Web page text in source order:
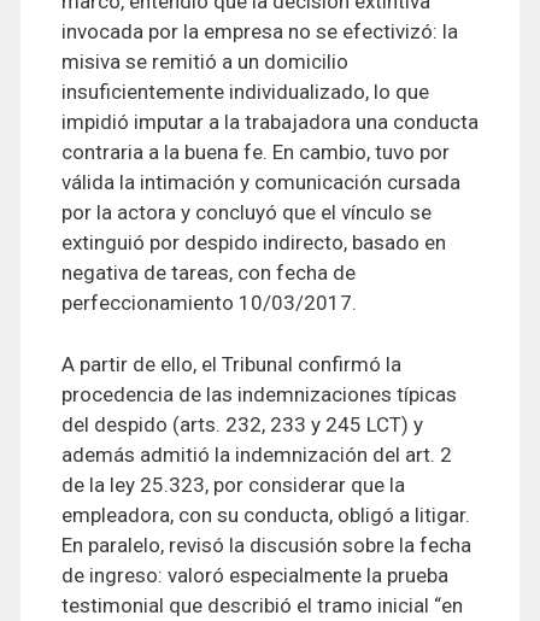
invocada por la empresa no se efectivizó: la
misiva se remitió a un domicilio
insuficientemente individualizado, lo que
impidió imputar a la trabajadora una conducta
contraria a la buena fe. En cambio, tuvo por
válida la intimación y comunicación cursada
por la actora y concluyó que el vínculo se
extinguió por despido indirecto, basado en
negativa de tareas, con fecha de
perfeccionamiento 10/03/2017.
A partir de ello, el Tribunal confirmó la
procedencia de las indemnizaciones típicas
del despido (arts. 232, 233 y 245 LCT) y
además admitió la indemnización del art. 2
de la ley 25.323, por considerar que la
empleadora, con su conducta, obligó a litigar.
En paralelo, revisó la discusión sobre la fecha
de ingreso: valoró especialmente la prueba
testimonial que describió el tramo inicial “en